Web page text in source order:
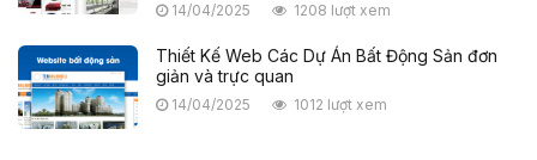
14/04/2025 1208 lượt xem
Thiết Kế Web Các Dự Án Bất Động Sản đơn
giản và trực quan
14/04/2025 1012 lượt xem